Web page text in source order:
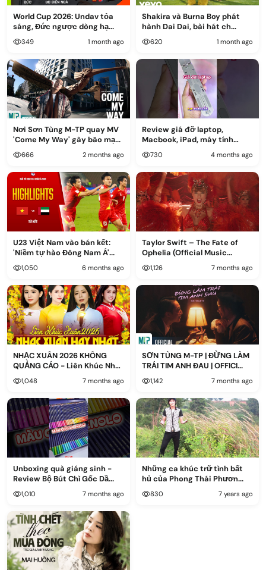
World Cup 2026: Undav tỏa
sáng, Đức ngược dòng hạ...
349 1 month ago
Shakira và Burna Boy phát
hành Dai Dai, bài hát ch...
620 1 month ago
Nơi Sơn Tùng M-TP quay MV
'Come My Way' gây bão mạ...
666 2 months ago
Review giá đỡ laptop,
Macbook, iPad, máy tính
bảng...
730 4 months ago
U23 Việt Nam vào bán kết:
'Niềm tự hào Đông Nam Á'...
1,050 6 months ago
Taylor Swift – The Fate of
Ophelia (Official Music...
1,126 7 months ago
NHẠC XUÂN 2026 KHÔNG
QUẢNG CÁO - Liên Khúc Nhạc
Xu...1,048 7 months ago
SƠN TÙNG M-TP | ĐỪNG LÀM
TRÁI TIM ANH ĐAU | OFFICI...
1,142 7 months ago
Unboxing quà giáng sinh -
Review Bộ Bút Chì Gốc Dầ...
1,010 7 months ago
Những ca khúc trữ tình bất
hủ của Phong Thái Phươn...
830 7 years ago